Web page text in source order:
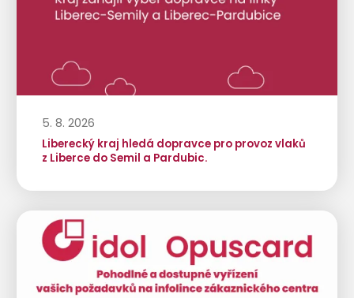
5. 8. 2026
Liberecký kraj hledá dopravce pro provoz vlaků
z Liberce do Semil a Pardubic.